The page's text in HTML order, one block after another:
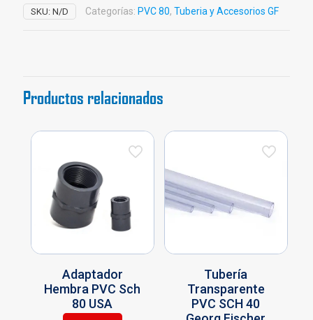
80
Georg
SKU: N/D Categorías: PVC 80, Tuberia y Accesorios GF
Productos relacionados
Adaptador
Hembra PVC Sch
80 USA
Tubería
Transparente
PVC SCH 40